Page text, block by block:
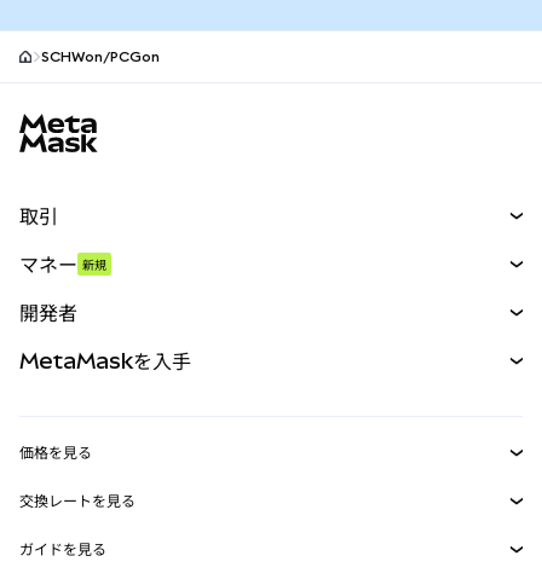
SCHWon/PCGon
取引
パーペチュアル
RWA
マネー 新規
開発者
MetaMask Connect
Snaps
MetaMaskを入手
セキュリティ
価格を見る
イーサリアムの価格
Solanaの価格
交換レートを見る
ETH→USD
ガイドを見る